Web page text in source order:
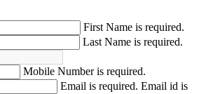
First Name is required.
Last Name is required.
Mobile Number is required.
Email is required. Email id is